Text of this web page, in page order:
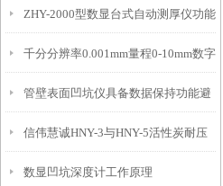
IP54级表头分辨率0.01mm量程
10mm！
ZHY-2000型数显台式自动测厚仪功能
特点
千分分辨率0.001mm量程0-10mm数字
埋头度仪技术参数！
管壁表面凹坑仪具备数据保持功能避
免测试过程中测针移动导致数据变动
信伟慧诚HNY-3与HNY-5活性炭耐压
强度测定仪技术参数！
数显凹坑深度计工作原理